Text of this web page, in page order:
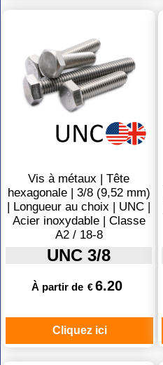
Vis à métaux | Tête
hexagonale | 3/8 (9,52 mm)
| Longueur au choix | UNC |
Acier inoxydable | Classe
A2 / 18-8
UNC 3/8
À partir de € 6.20
Cliquez ici